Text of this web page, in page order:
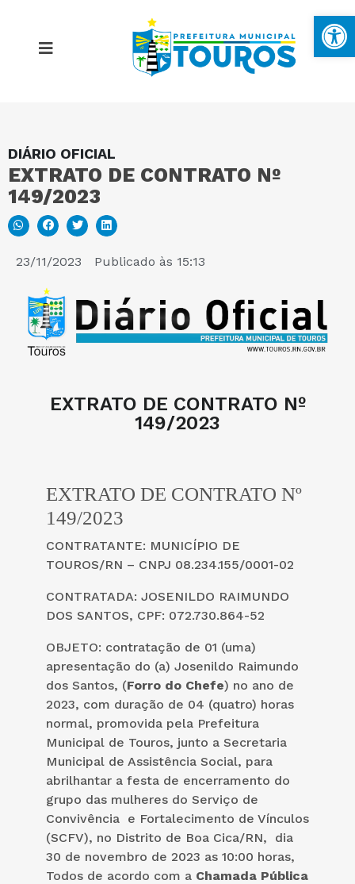
DIÁRIO OFICIAL
EXTRATO DE CONTRATO Nº
149/2023
23/11/2023 Publicado às 15:13
EXTRATO DE CONTRATO Nº
149/2023
EXTRATO DE CONTRATO Nº
149/2023
CONTRATANTE: MUNICÍPIO DE
TOUROS/RN – CNPJ 08.234.155/0001-02
CONTRATADA: JOSENILDO RAIMUNDO
DOS SANTOS, CPF: 072.730.864-52
OBJETO: contratação de 01 (uma)
apresentação do (a) Josenildo Raimundo
dos Santos, (Forro do Chefe) no ano de
2023, com duração de 04 (quatro) horas
normal, promovida pela Prefeitura
Municipal de Touros, junto a Secretaria
Municipal de Assistência Social, para
abrilhantar a festa de encerramento do
grupo das mulheres do Serviço de
Convivência e Fortalecimento de Vínculos
(SCFV), no Distrito de Boa Cica/RN, dia
30 de novembro de 2023 as 10:00 horas,
Todos de acordo com a Chamada Pública
MAPA DO SITE
PORTAL DA TRANSPARÊNCIA
E-SIC
PERGUNTAS FREQUENTES